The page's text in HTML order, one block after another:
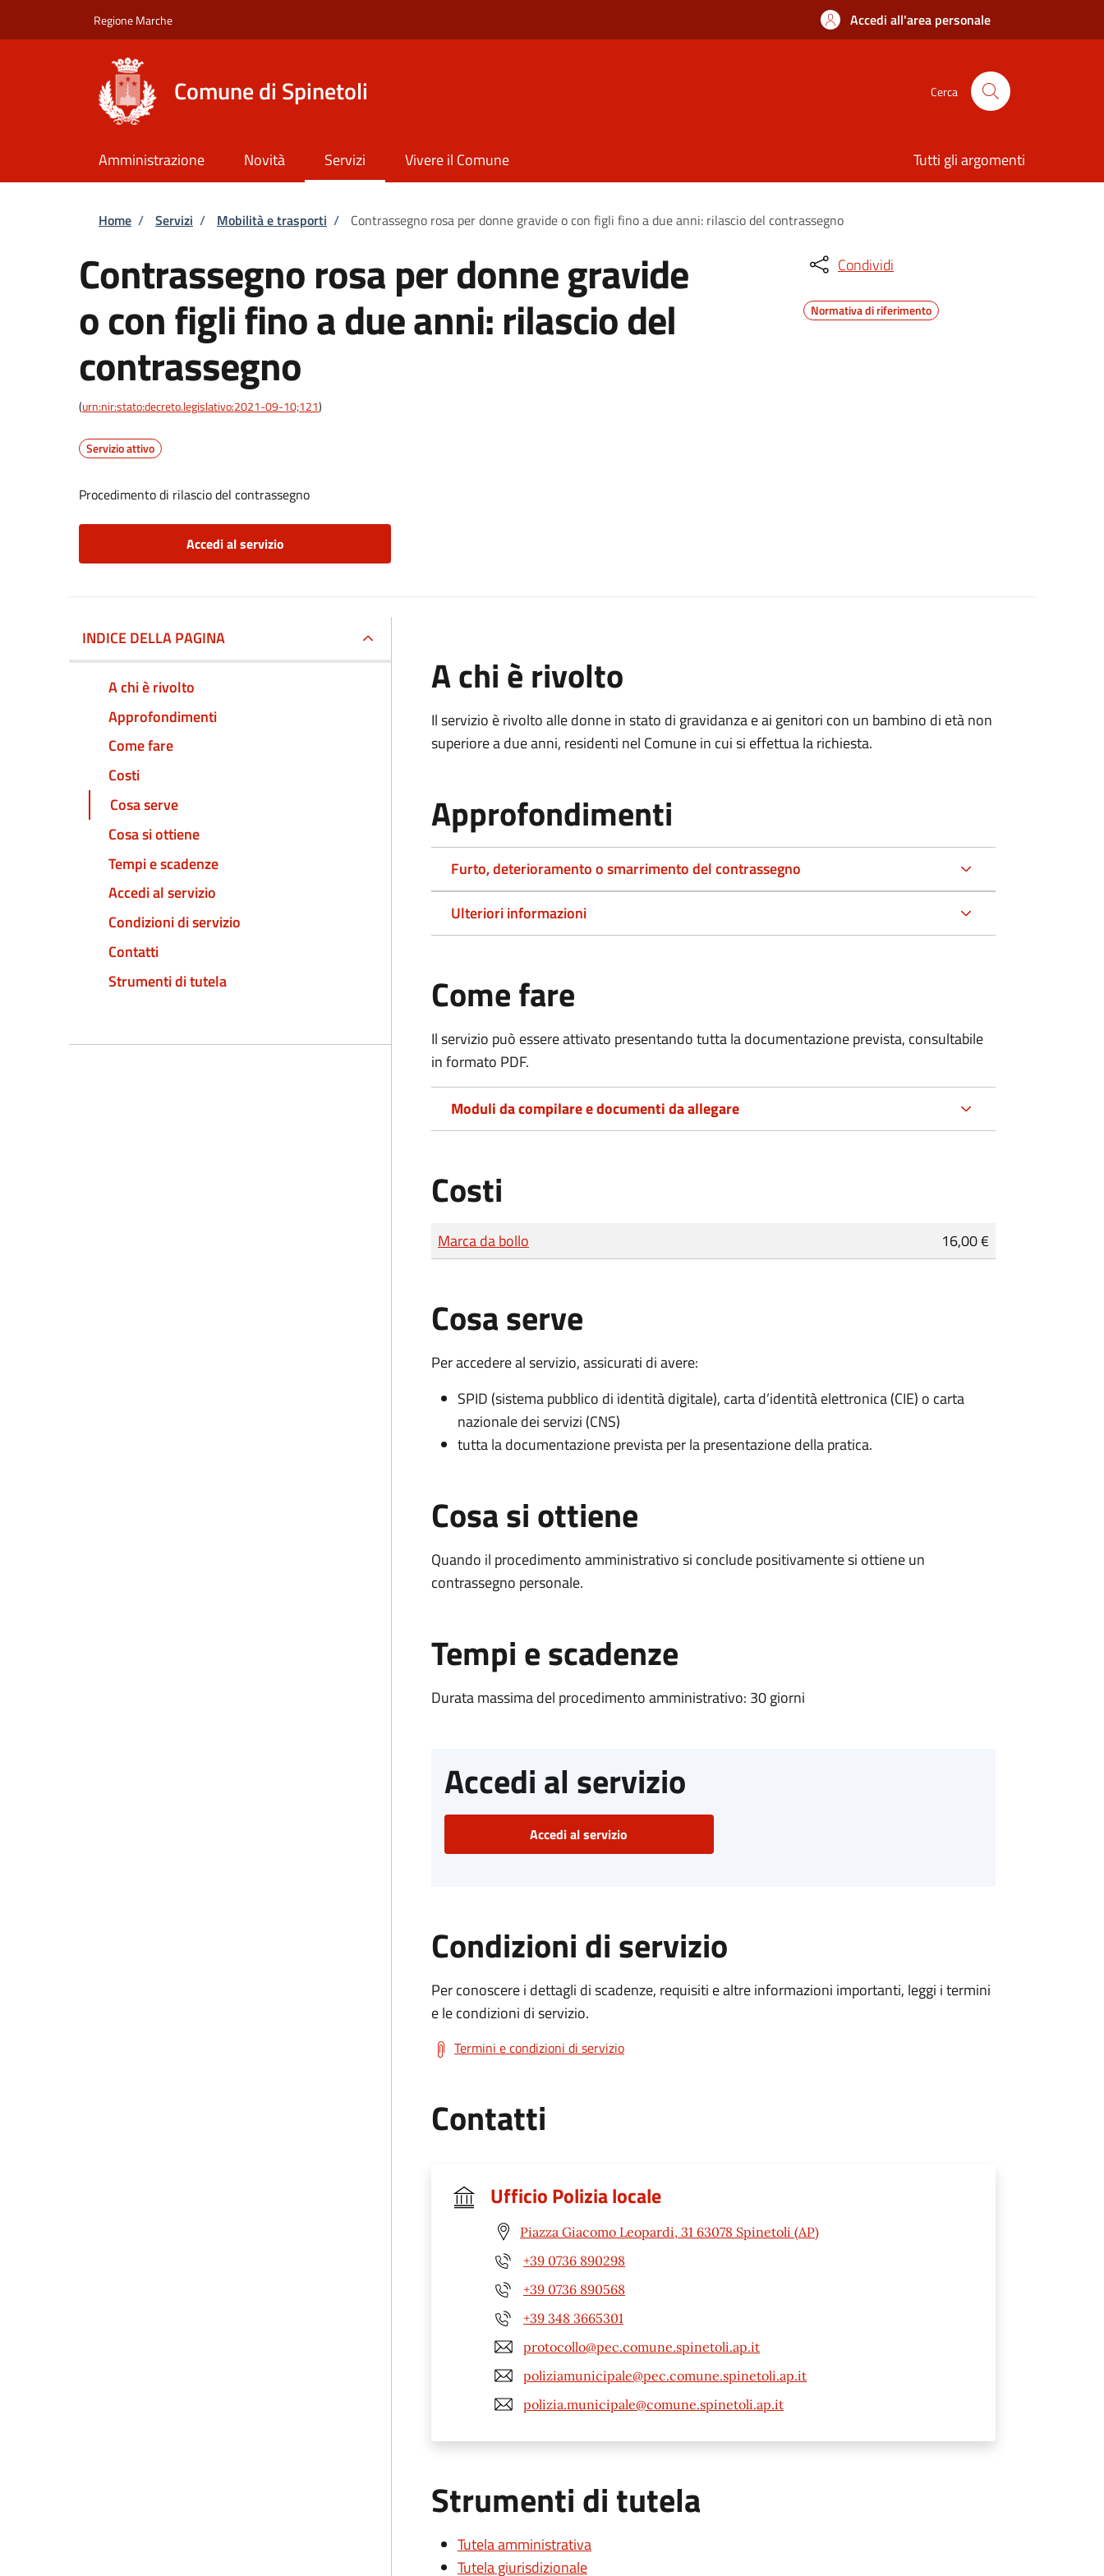
Regione Marche Accedi all'area personale
Comune di Spinetoli Cerca
Amministrazione Novità Servizi Vivere il Comune Tutti gli argomenti
Briciole di pane
Home / Servizi / Mobilità e trasporti / Contrassegno rosa per donne gravide o con figli fino a due anni: rilascio del contrassegno
Contrassegno rosa per donne gravide
o con figli fino a due anni: rilascio del
contrassegno
(urn:nir:stato:decreto.legislativo:2021-09-10;121)
Servizio attivo
Procedimento di rilascio del contrassegno
Accedi al servizio
Condividi
Normativa di riferimento
INDICE DELLA PAGINA
A chi è rivolto
Approfondimenti
Come fare
Costi
Cosa serve
Cosa si ottiene
Tempi e scadenze
Accedi al servizio
Condizioni di servizio
Contatti
Strumenti di tutela
A chi è rivolto
Il servizio è rivolto alle donne in stato di gravidanza e ai genitori con un bambino di età non
superiore a due anni, residenti nel Comune in cui si effettua la richiesta.
Approfondimenti
Furto, deterioramento o smarrimento del contrassegno
Ulteriori informazioni
Come fare
Il servizio può essere attivato presentando tutta la documentazione prevista, consultabile
in formato PDF.
Moduli da compilare e documenti da allegare
Costi
Tipo di pagamento
Importo
Marca da bollo 16,00 €
Cosa serve
Per accedere al servizio, assicurati di avere:
SPID (sistema pubblico di identità digitale), carta d’identità elettronica (CIE) o carta
nazionale dei servizi (CNS)
tutta la documentazione prevista per la presentazione della pratica.
Cosa si ottiene
Quando il procedimento amministrativo si conclude positivamente si ottiene un
contrassegno personale.
Tempi e scadenze
Durata massima del procedimento amministrativo: 30 giorni
Accedi al servizio
Accedi al servizio
Condizioni di servizio
Per conoscere i dettagli di scadenze, requisiti e altre informazioni importanti, leggi i termini
e le condizioni di servizio.
Termini e condizioni di servizio
Contatti
Ufficio Polizia locale
Piazza Giacomo Leopardi, 31 63078 Spinetoli (AP)
+39 0736 890298
+39 0736 890568
+39 348 3665301
protocollo@pec.comune.spinetoli.ap.it
poliziamunicipale@pec.comune.spinetoli.ap.it
polizia.municipale@comune.spinetoli.ap.it
Strumenti di tutela
Tutela amministrativa
Tutela giurisdizionale